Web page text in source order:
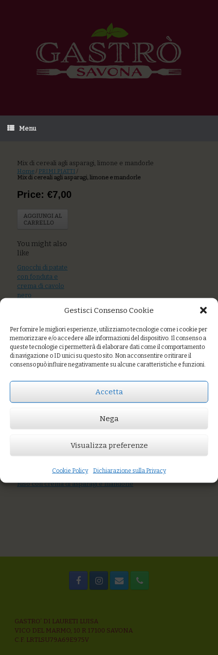
Gestisci Consenso Cookie
Per fornire le migliori esperienze, utilizziamo tecnologie come i cookie per
memorizzare e/o accedere alle informazioni del dispositivo. Il consenso a
queste tecnologie ci permetterà di elaborare dati come il comportamento
di navigazione o ID unici su questo sito. Non acconsentire o ritirare il
consenso può influire negativamente su alcune caratteristiche e funzioni.
Accetta
Nega
Visualizza preferenze
Cookie Policy Dichiarazione sulla Privacy
Menu
Mix di cereali agli asparagi, limone e mandorle
Home / PRIMI PIATTI /
Mix di cereali agli asparagi, limone e mandorle
AGGIUNGI AL CARRELLO
You might also like
Gnocchi con verdure di stagione e ricotta salata
Riso con crema di asparagi e mandorle
Price: €7,00
AGGIUNGI AL
CARRELLO
You might also
like
Gnocchi di patate
con fonduta e
crema di cavolo
nero
Farro monococco
e broccoletti
Croxetti al
pomodoro fresco,
olive taggiasche,
capperi
GASTRO’ DI LAURETI LUISA
VICO DEL MARMO, 10 R 17100 SAVONA
C.F. LRTLSU79A69E975V